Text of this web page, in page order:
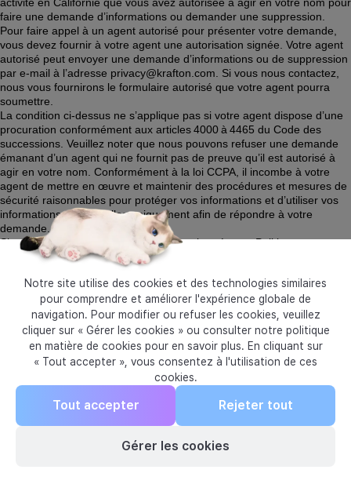
faire une demande d’informations ou demander une suppression.
Pour faire appel à un agent autorisé pour présenter votre demande,
vous devez fournir à votre agent une autorisation signée. Votre agent
autorisé peut envoyer une demande d’informations ou de suppression
par e-mail à l’adresse privacy@krafton.com. Si vous nous contactez,
nous vous fournirons le formulaire autorisé que votre agent pourra
soumettre.
La condition ci-dessus ne s’applique pas si votre agent dispose d’une
procuration conformément aux articles 4000 à 4465 du Code des
successions. Veuillez noter que nous pouvons refuser une demande
émanant d’un agent qui ne fournit pas de preuve qu’il est autorisé à
agir en votre nom. Conformément à la loi CCPA, il incombe à votre
agent de mettre en œuvre et maintenir des procédures et mesures de
sécurité raisonnables pour protéger vos informations et d’utiliser vos
informations personnelles uniquement afin de répondre à votre
demande.
Si vous avez des questions concernant la présente Politique ou
l’exercice de vos droits décrits ci-avant, contactez-nous par e-mail à
l’adresse suivante : privacy@krafton.com.
Notre site utilise des cookies et des technologies similaires
pour comprendre et améliorer l'expérience globale de
navigation. Pour modifier ou refuser les cookies, veuillez
cliquer sur « Gérer les cookies » ou consulter notre politique
en matière de cookies pour en savoir plus. En cliquant sur
« Tout accepter », vous consentez à l'utilisation de ces
cookies.
Tout accepter Rejeter tout
Gérer les cookies
Politique de confidentialité
Règles officielles du programme de